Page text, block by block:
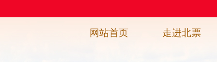
网站首页 走进北票